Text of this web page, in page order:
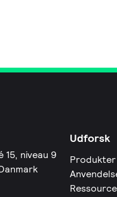
15, niveau 9
Udforsk
Produkter